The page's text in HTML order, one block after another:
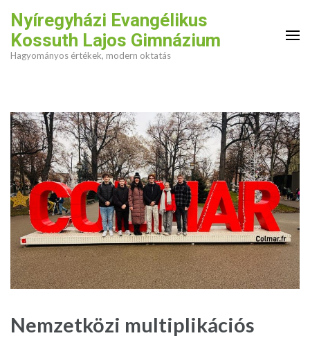
content
(Press
Nyíregyházi Evangélikus
Kossuth Lajos Gimnázium
Hagyományos értékek, modern oktatás
Nemzetközi multiplikációs